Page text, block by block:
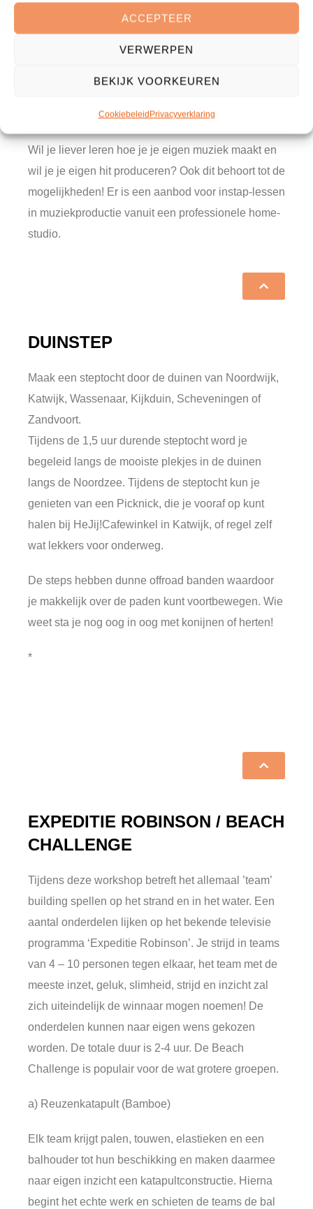
ACCEPTEER
VERWERPEN
BEKIJK VOORKEUREN
CookiebeleidPrivacyverklaring
Wil jij dj worden en leren mixen, net als een echte
dj? Wordt de nieuwe Armin van Buuren of Martin
krijgt je eigen les in het mixen van muziek.
Wil je liever leren hoe je je eigen muziek maakt en
wil je je eigen hit produceren? Ook dit behoort tot de
mogelijkheden! Er is een aanbod voor instap-lessen
in muziekproductie vanuit een professionele home-
studio.
DUINSTEP
Maak een steptocht door de duinen van Noordwijk,
Katwijk, Wassenaar, Kijkduin, Scheveningen of
Zandvoort.
Tijdens de 1,5 uur durende steptocht word je
begeleid langs de mooiste plekjes in de duinen
langs de Noordzee. Tijdens de steptocht kun je
genieten van een Picknick, die je vooraf op kunt
halen bij HeJij!Cafewinkel in Katwijk, of regel zelf
wat lekkers voor onderweg.
De steps hebben dunne offroad banden waardoor
je makkelijk over de paden kunt voortbewegen. Wie
weet sta je nog oog in oog met konijnen of herten!
*
EXPEDITIE ROBINSON / BEACH
CHALLENGE
Tijdens deze workshop betreft het allemaal ’team’
building spellen op het strand en in het water. Een
aantal onderdelen lijken op het bekende televisie
programma ‘Expeditie Robinson’. Je strijd in teams
van 4 – 10 personen tegen elkaar, het team met de
meeste inzet, geluk, slimheid, strijd en inzicht zal
zich uiteindelijk de winnaar mogen noemen! De
onderdelen kunnen naar eigen wens gekozen
worden. De totale duur is 2-4 uur. De Beach
Challenge is populair voor de wat grotere groepen.
a) Reuzenkatapult (Bamboe)
Elk team krijgt palen, touwen, elastieken en een
balhouder tot hun beschikking en maken daarmee
naar eigen inzicht een katapultconstructie. Hierna
begint het echte werk en schieten de teams de bal